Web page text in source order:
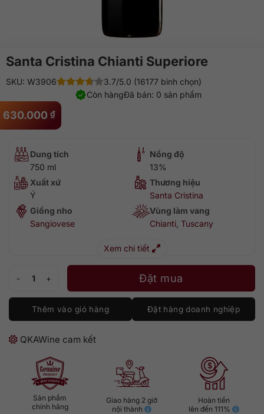
Santa Cristina Chianti Superiore
630.000 ₫
SKU: W3906
3.7/5.0 (16177 bình chọn)
Đã bán: 0 sản phẩm
Còn hàng
Dung tích
750 ml
Nồng độ
13%
Xuất xứ
Ý
Thương hiệu
Santa Cristina
Giống nho
Sangiovese
Vùng làm vang
Chianti Tuscany
Xem chi tiết
Santa Cristina Chianti Superiore số lượngĐặt mua
Thêm vào giỏ hàng Đặt hàng doanh nghiệp
QKAWine cam kết
Sản phẩm
chính hãng
Giao hàng 2 giờ
nội thành
Hoàn tiền
lên đến 111%